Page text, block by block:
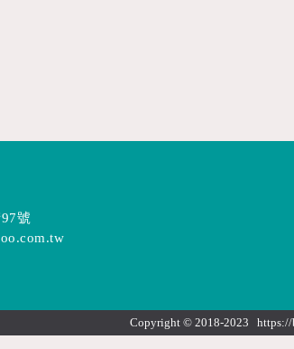
號
Copyright © 2018-2023